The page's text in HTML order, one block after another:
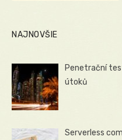
NAJNOVŠIE
Penetrační
útoků
Serverless